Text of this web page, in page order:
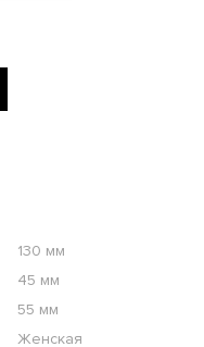
130 мм
45 мм
55 мм
Женская